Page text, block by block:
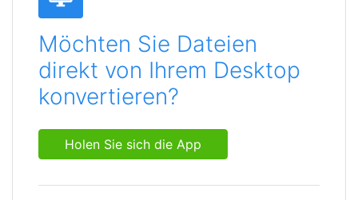
Möchten Sie Dateien
direkt von Ihrem Desktop
konvertieren?
Holen Sie sich die App